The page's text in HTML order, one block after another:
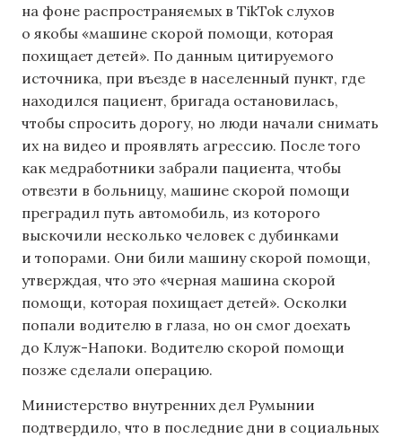
на фоне распространяемых в TikTok слухов
о якобы «машине скорой помощи, которая
похищает детей». По данным цитируемого
источника, при въезде в населенный пункт, где
находился пациент, бригада остановилась,
чтобы спросить дорогу, но люди начали снимать
их на видео и проявлять агрессию. После того
как медработники забрали пациента, чтобы
отвезти в больницу, машине скорой помощи
преградил путь автомобиль, из которого
выскочили несколько человек с дубинками
и топорами. Они били машину скорой помощи,
утверждая, что это «черная машина скорой
помощи, которая похищает детей». Осколки
попали водителю в глаза, но он смог доехать
до Клуж-Напоки. Водителю скорой помощи
позже сделали операцию.
Министерство внутренних дел Румынии
подтвердило, что в последние дни в социальных